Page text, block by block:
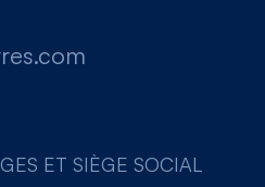
ET SIÈGE SOCIAL